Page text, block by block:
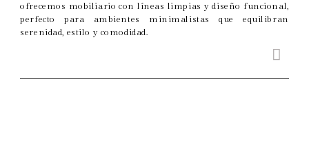
ofrecemos mobiliario con líneas limpias y diseño funcional,
perfecto para ambientes minimalistas que equilibran
serenidad, estilo y comodidad.